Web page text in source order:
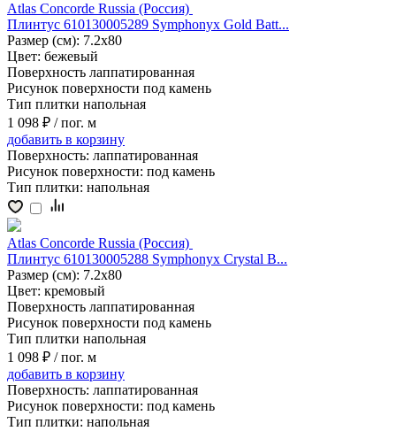
Atlas Concorde Russia (Россия)
Плинтус 610130005289 Symphonyx Gold Batt...
Размер (см): 7.2x80
Цвет: бежевый
Поверхность лаппатированная
Рисунок поверхности под камень
Тип плитки напольная
1 098 ₽ / пог. м
добавить в корзину
Поверхность: лаппатированная
Рисунок поверхности: под камень
Тип плитки: напольная
Atlas Concorde Russia (Россия)
Плинтус 610130005288 Symphonyx Crystal B...
Размер (см): 7.2x80
Цвет: кремовый
Поверхность лаппатированная
Рисунок поверхности под камень
Тип плитки напольная
1 098 ₽ / пог. м
добавить в корзину
Поверхность: лаппатированная
Рисунок поверхности: под камень
Тип плитки: напольная